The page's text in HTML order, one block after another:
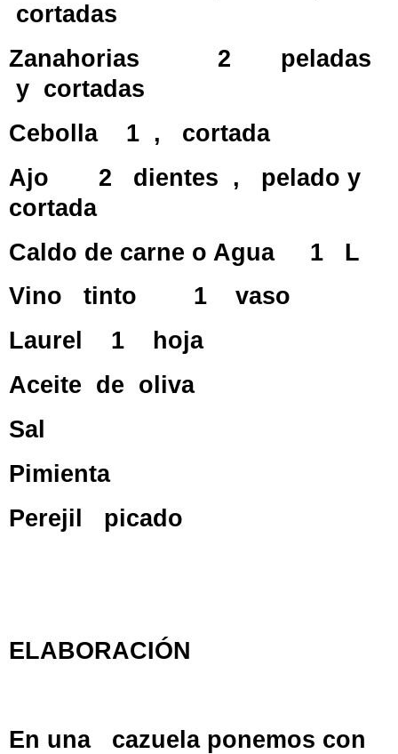
cortadas
Zanahorias
2
peladas
y cortadas
Cebolla
1 ,
cortada
Ajo
2 dientes ,
pelado y
cortada
Caldo de carne o Agua
1
L
Vino
tinto 1
vaso
Laurel
1
hoja
Aceite de oliva
Sal
Pimienta
Perejil
picado
ELABORACIÓN
En una
cazuela ponemos con